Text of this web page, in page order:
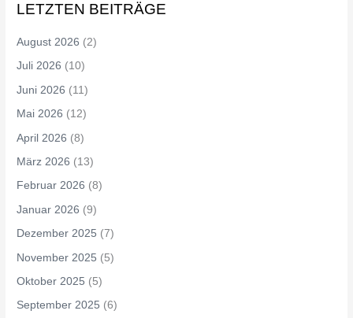
LETZTEN BEITRÄGE
August 2026 (2)
Juli 2026 (10)
Juni 2026 (11)
Mai 2026 (12)
April 2026 (8)
März 2026 (13)
Februar 2026 (8)
Januar 2026 (9)
Dezember 2025 (7)
November 2025 (5)
Oktober 2025 (5)
September 2025 (6)